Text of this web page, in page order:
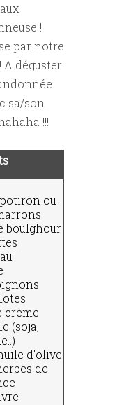
!
par notre
A déguster
sa/son
!!!
ou
boulghour
crème
(soja,
d'olive
de